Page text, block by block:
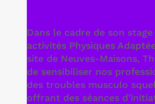
Dans le cadre de son stage
activités Physiques
site de Neuves-Maisons,
de sensibiliser nos
des troubles musculo
offrant des séances